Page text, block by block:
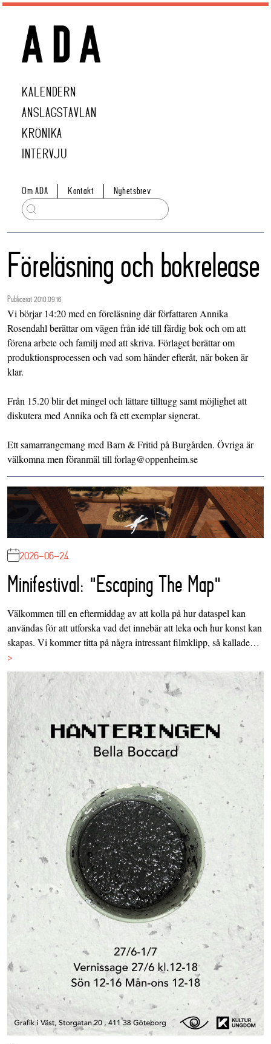
KALENDERN
ANSLAGSTAVLAN
KRÖNIKA
INTERVJU
Om ADA Kontakt Nyhetsbrev
Föreläsning och bokrelease
Publicerat 2010.09.16
Vi börjar 14:20 med en föreläsning där författaren Annika
Rosendahl berättar om vägen från idé till färdig bok och om att
förena arbete och familj med att skriva. Förlaget berättar om
produktionsprocessen och vad som händer efteråt, när boken är
klar.
Från 15.20 blir det mingel och lättare tilltugg samt möjlighet att
diskutera med Annika och få ett exemplar signerat.
Ett samarrangemang med Barn & Fritid på Burgården. Övriga är
välkomna men föranmäl till forlag@oppenheim.se
2026-06-24
Minifestival: "Escaping The Map"
Välkommen till en eftermiddag av att kolla på hur dataspel kan
användas för att utforska vad det innebär att leka och hur konst kan
skapas. Vi kommer titta på några intressant filmklipp, så kallade…
>